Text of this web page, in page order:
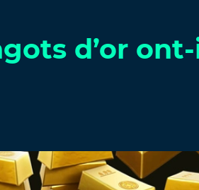
d’or